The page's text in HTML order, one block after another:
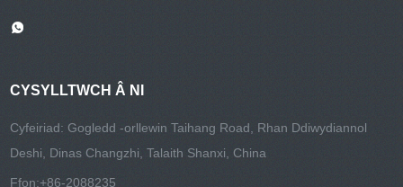
CYSYLLTWCH Â NI
Cyfeiriad: Gogledd -orllewin Taihang Road, Rhan Ddiwydiannol
Deshi, Dinas Changzhi, Talaith Shanxi, China
Ffon:+86-2088235